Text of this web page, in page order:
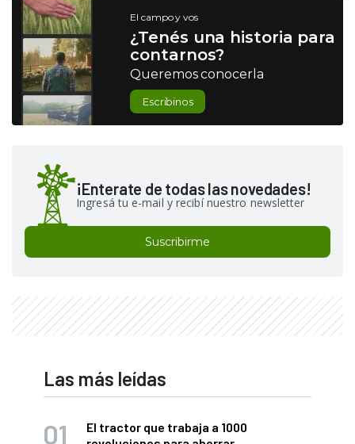
El campo y vos
¿Tenés una historia para
contarnos?
Queremos conocerla
Escribinos
¡Enterate de todas las novedades!
Ingresá tu e-mail y recibí nuestro newsletter
Suscribirme
Las más leídas
El tractor que trabaja a 1000